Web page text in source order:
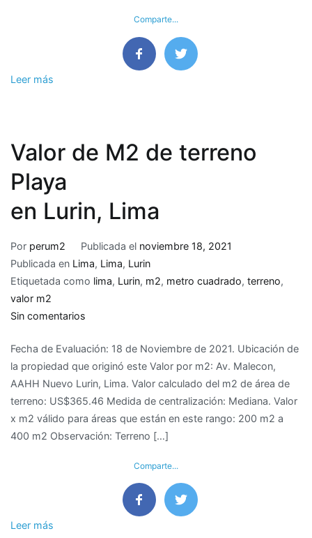
Comparte...
Leer más
Valor de M2 de terreno
Playa
en Lurin, Lima
Por perum2 Publicada el noviembre 18, 2021
Publicada en Lima, Lima, Lurin
Etiquetada como lima, Lurin, m2, metro cuadrado, terreno,
valor m2
Sin comentarios
de
M2
de
terreno
Playa
en
Fecha de Evaluación: 18 de Noviembre de 2021. Ubicación de
la propiedad que originó este Valor por m2: Av. Malecon,
AAHH Nuevo Lurin, Lima. Valor calculado del m2 de área de
terreno: US$365.46 Medida de centralización: Mediana. Valor
x m2 válido para áreas que están en este rango: 200 m2 a
400 m2 Observación: Terreno […]
Comparte...
Leer más